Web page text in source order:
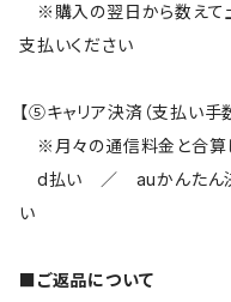
※購入の翌日から数えて
支払いください
【⑤キャリア決済（支払い手
※月々の通信料金と合算
d払い ／ auかんたん
い
■ご返品について